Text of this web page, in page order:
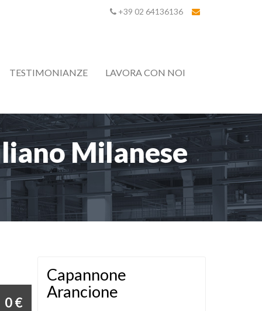
TESTIMONIANZE LAVORA CON NOI
+39 02 64136136
Milanese
0 €
Capannone
Arancione